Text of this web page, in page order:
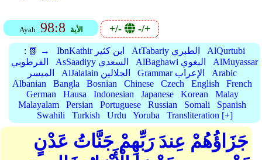
Ayah 98:8 الأية +/- -/+
: 📗 → IbnKathir ابن كثير AtTabariy الطبري
AlQurtubi
القرطوبي
AsSaadiyy السعدي AlBaghawi البغوي
AlMuyassar
الميسر
AlJalalain الجلالين Grammar الإعراب
Arabic
Albanian
Bangla Bosnian Chinese Czech English
French
German
Hausa Indonesian Japanese Korean
Malay
Malayalam
Persian Portuguese Russian Somali
Spanish
Swahili
Turkish Urdu Yoruba Transliteration [+]
جَزَاؤُهُمْ عِندَ رَبِّهِمْ جَنَّاتُ عَدْنٍ